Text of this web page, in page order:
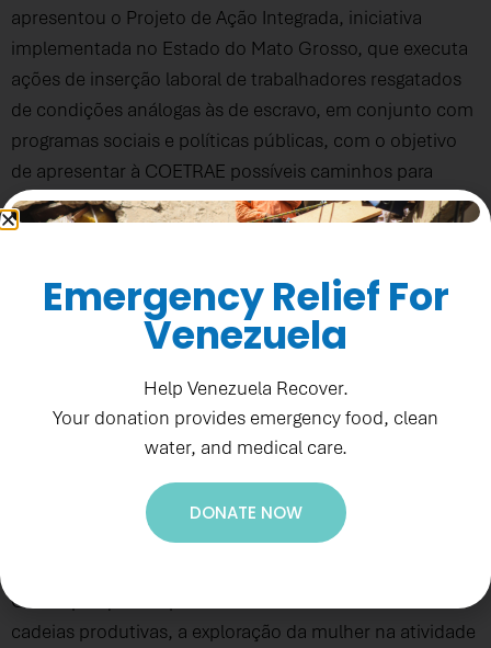
apresentou o Projeto de Ação Integrada, iniciativa
implementada no Estado do Mato Grosso, que executa
ações de inserção laboral de trabalhadores resgatados
de condições análogas às de escravo, em conjunto com
programas sociais e políticas públicas, com o objetivo
de apresentar à COETRAE possíveis caminhos para
execução de um projeto similar no Estado do Pará,
através do apoio da PADF e instituições de justiça.
No terceiro dia, foi realizada uma discussão do ponto de
vista da dimensão racial, étnica e de gênero no contexto
do trabalho análogo ao de escravo. Em relação à
atividade do garimpo, as pesquisas apresentadas
abordaram sobre as populações indígenas, que são
atingidas pela atividade exploratória e são aliciados para
trabalhar no garimpo.
Outras pesquisas apontaram como em ambas as
cadeias produtivas, a exploração da mulher na atividade
Emergency Relief For
Venezuela
Help Venezuela Recover.
Your donation provides emergency food, clean
water, and medical care.
DONATE NOW